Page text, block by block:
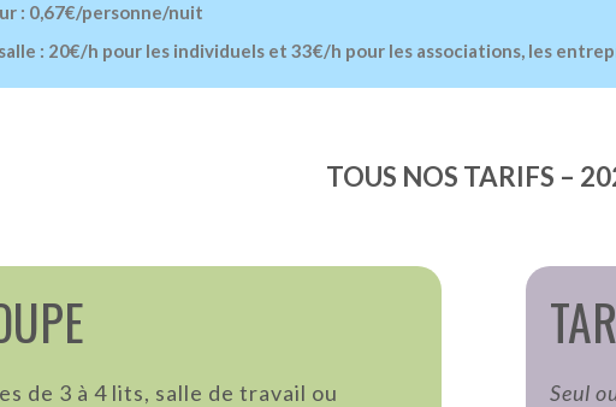
: 0,67€/personne/nuit
: 20€/h pour les individuels et 33€/h pour les associations, les
TOUS NOS TARIFS –
de 3 à 4 lits, salle de travail ou
Seul